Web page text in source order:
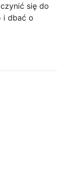
się do
i dbać o